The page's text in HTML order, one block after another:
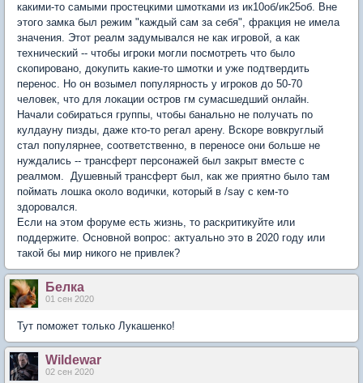
какими-то самыми простецкими шмотками из ик10об/ик25об. Вне
этого замка был режим "каждый сам за себя", фракция не имела
значения. Этот реалм задумывался не как игровой, а как
технический -- чтобы игроки могли посмотреть что было
скопировано, докупить какие-то шмотки и уже подтвердить
перенос. Но он возымел популярность у игроков до 50-70
человек, что для локации остров гм сумасшедший онлайн.
Начали собираться группы, чтобы банально не получать по
кулдауну пизды, даже кто-то регал арену. Вскоре вовкруглый
стал популярнее, соответственно, в переносе они больше не
нуждались -- трансферт персонажей был закрыт вместе с
реалмом. Душевный трансферт был, как же приятно было там
поймать лошка около водички, который в /say с кем-то
здоровался.
Если на этом форуме есть жизнь, то раскритикуйте или
поддержите. Основной вопрос: актуально это в 2020 году или
такой бы мир никого не привлек?
Белка
01 сен 2020
Тут поможет только Лукашенко!
Wildewar
02 сен 2020